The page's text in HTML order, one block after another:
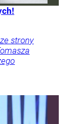
strony